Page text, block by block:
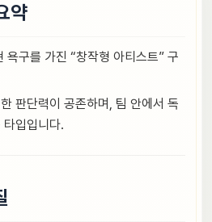
약
욕구를 가진 “창작형 아티스트” 구
판단력이 공존하며, 팀 안에서 독
입입니다.